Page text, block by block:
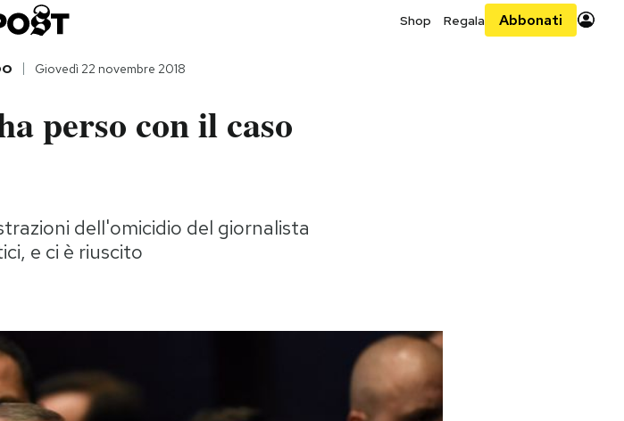
Shop Regala Abbonati
Giovedì 22 novembre 2018
perso con il caso
dell'omicidio del giornalista
e ci è riuscito